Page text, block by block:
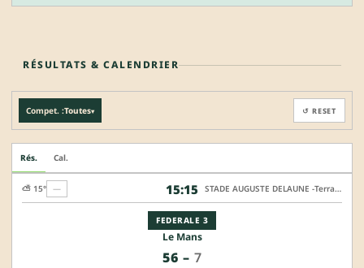
RÉSULTATS & CALENDRIER
Compet. :Toutes▾ ↺ RESET
Rés. Cal.
15:15
FEDERALE 3
Le Mans
56 – 7
⛅ 15° — STADE AUGUSTE DELAUNE -Terrain HONNEUR